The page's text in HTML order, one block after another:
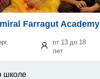
Farragut Academy
от 13 до 18
лет
школе